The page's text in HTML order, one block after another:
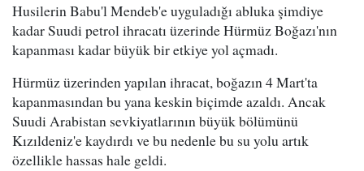
Husilerin Babu'l Mendeb'e uyguladığı abluka şimdiye
kadar Suudi petrol ihracatı üzerinde Hürmüz Boğazı'nın
kapanması kadar büyük bir etkiye yol açmadı.
Hürmüz üzerinden yapılan ihracat, boğazın 4 Mart'ta
kapanmasından bu yana keskin biçimde azaldı. Ancak
Suudi Arabistan sevkiyatlarının büyük bölümünü
Kızıldeniz'e kaydırdı ve bu nedenle bu su yolu artık
özellikle hassas hale geldi.